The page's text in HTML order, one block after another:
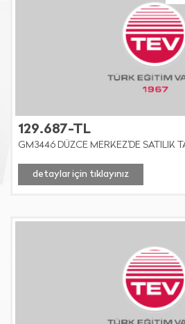
129.687-TL
GM3446 DÜZCE MERKEZ'DE SATILIK
detaylar için tıklayınız